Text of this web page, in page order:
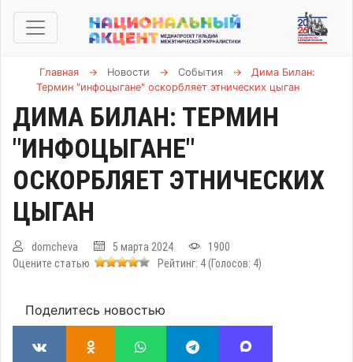
Главная → Новости → События →
Дима Билан:
Термин "инфоцыгане" оскорбляет этнических цыган
ДИМА БИЛАН: ТЕРМИН
"ИНФОЦЫГАНЕ"
ОСКОРБЛЯЕТ ЭТНИЧЕСКИХ
ЦЫГАН
domcheva 5 марта 2024
1900
Оцените статью
Рейтинг: 4(Голосов: 4)
Поделитесь новостью